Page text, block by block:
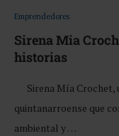
Emprendedores
Sirena Mia
historias
Sirena Mía Crochet,
quintanarroense que
ambiental y …